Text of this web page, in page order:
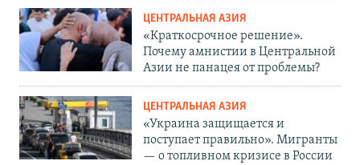
ЦЕНТРАЛЬНАЯ АЗИЯ
«Краткосрочное решение».
Почему амнистии в Центральной
Азии не панацея от проблемы?
ЦЕНТРАЛЬНАЯ АЗИЯ
«Украина защищается и
поступает правильно». Мигранты
— о топливном кризисе в России